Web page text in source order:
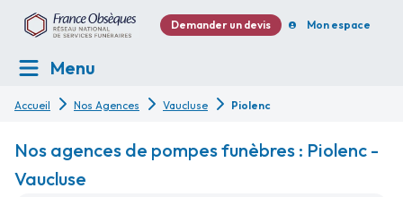
Demander un devis Mon espace
Menu
Accueil Nos Agences Vaucluse Piolenc
Nos agences de pompes funèbres : Piolenc -
Vaucluse